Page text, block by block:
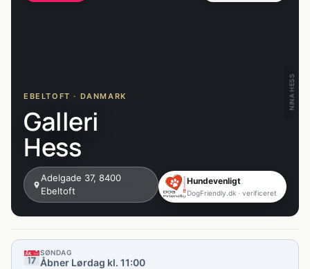
EBELTOFT · DANMARK
Galleri
Hess
Adelgade 37, 8400
Ebeltoft
Hundevenligt
DogFriendly.dk · verificeret
NINA HESS
SØNDAG
Åbner Lørdag kl. 11:00